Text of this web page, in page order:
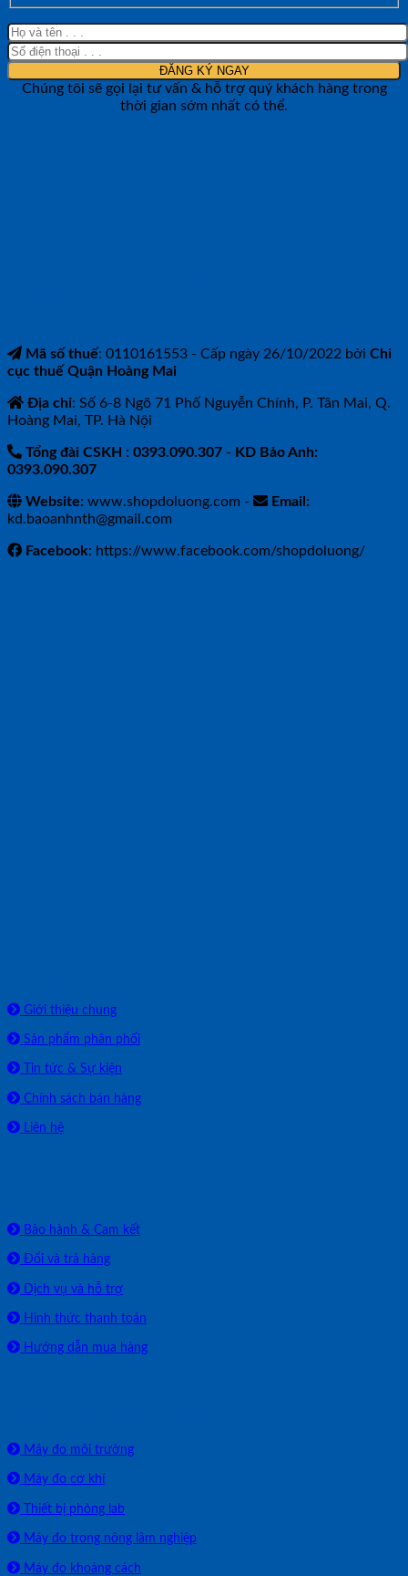
Chúng tôi sẽ gọi lại tư vấn & hỗ trợ quý khách hàng trong
thời gian sớm nhất có thể.
Mã số thuế: 0110161553 - Cấp ngày 26/10/2022 bởi Chi
cục thuế Quận Hoàng Mai
Địa chỉ: Số 6-8 Ngõ 71 Phố Nguyễn Chính, P. Tân Mai, Q.
Hoàng Mai, TP. Hà Nội
Tổng đài CSKH : 0393.090.307 - KD Bảo Anh:
0393.090.307
Website: www.shopdoluong.com -
Email:
kd.baoanhnth@gmail.com
Facebook: https://www.facebook.com/shopdoluong/
Giới thiệu chung
Sản phẩm phân phối
Tin tức & Sự kiện
Chính sách bán hàng
Liên hệ
Bảo hành & Cam kết
Đổi và trả hàng
Dịch vụ và hỗ trợ
Hình thức thanh toán
Hướng dẫn mua hàng
Máy đo môi trường
Máy đo cơ khí
Thiết bị phòng lab
Máy đo trong nông lâm nghiệp
Máy đo khoảng cách